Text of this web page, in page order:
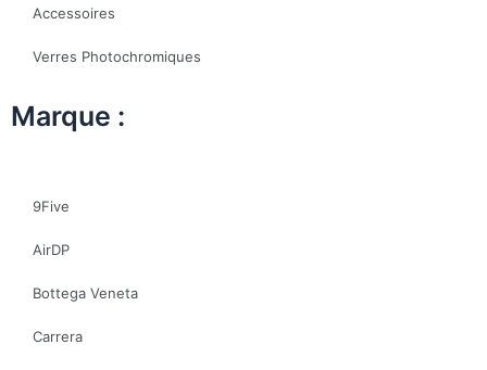
Accessoires
Verres Photochromiques
Marque :
9Five
AirDP
Bottega Veneta
Carrera